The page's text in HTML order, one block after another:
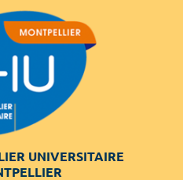
UNIVERSITAIRE